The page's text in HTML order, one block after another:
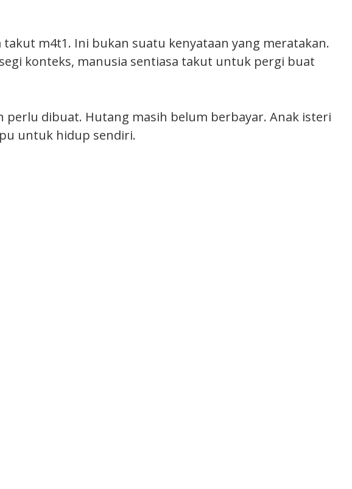
takut m4t1. Ini bukan suatu kenyataan yang meratakan.
konteks, manusia sentiasa takut untuk pergi buat
perlu dibuat. Hutang masih belum berbayar. Anak isteri
untuk hidup sendiri.